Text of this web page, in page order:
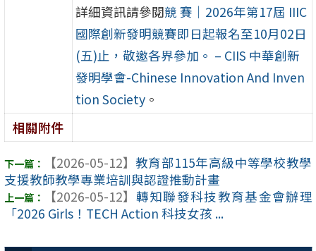
詳細資訊請參閱競 賽｜2026年第17屆 IIIC
國際創新發明競賽即日起報名至10月02日
(五)止，敬邀各界參加。 – CIIS 中華創新
發明學會-Chinese Innovation And Inven
tion Society。
相關附件
【2026-05-12】 教育部115年高級中等學校教學
支援教師教學專業培訓與認證推動計畫
【2026-05-12】 轉知聯發科技教育基金會辦理
「2026 Girls！TECH Action 科技女孩 ...